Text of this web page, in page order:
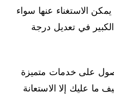
يمكن الاستغناء عنها سواء
في تعديل درجة
على خدمات متميزة
ما عليك إلا الاستعانة